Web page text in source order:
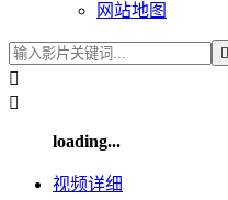
网站地图



loading...
视频详细